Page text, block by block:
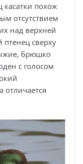
касатки похож
отсутствием
над верхней
сверху
брюшко
с голосом
отличается